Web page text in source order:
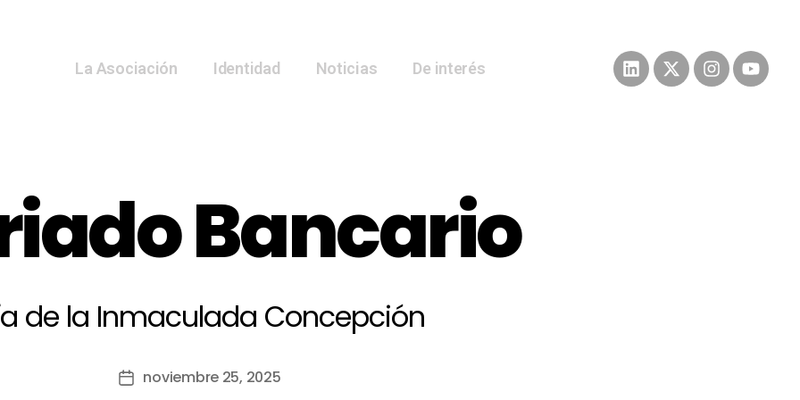
La Asociación Identidad Noticias De interés
Bancario
de la Inmaculada Concepción
noviembre 25, 2025